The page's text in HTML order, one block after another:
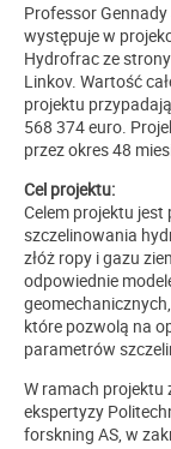
Professor
występuje w
Hydrofrac ze
Linkov. Wartość
projektu
568 374 euro.
przez okres 48
Cel projektu:
Celem projektu
szczelinowania
złóż ropy i gazu
odpowiednie
które pozwolą na
parametrów
W ramach projektu
ekspertyzy
forskning AS, w